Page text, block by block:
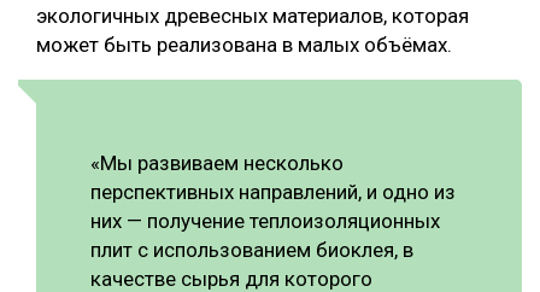
экологичных древесных материалов, которая
может быть реализована в малых объёмах.
«Мы развиваем несколько
перспективных направлений, и одно из
них — получение теплоизоляционных
плит с использованием биоклея, в
качестве сырья для которого